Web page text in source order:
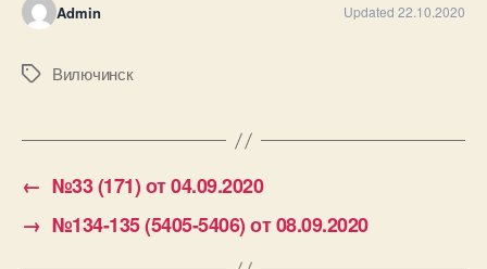
Admin Updated 22.10.2020
МеткиВилючинск
← №33 (171) от 04.09.2020
→ №134-135 (5405-5406) от 08.09.2020